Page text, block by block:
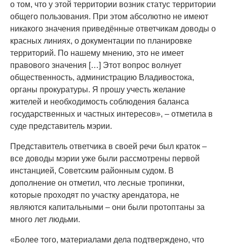
о том, что у этой территории возник статус территории
общего пользования. При этом абсолютно не имеют
никакого значения приведённые ответчикам доводы о
красных линиях, о документации по планировке
территорий. По нашему мнению, это не имеет
правового значения […] Этот вопрос волнует
общественность, администрацию Владивостока,
органы прокуратуры. Я прошу учесть желание
жителей и необходимость соблюдения баланса
государственных и частных интересов», – отметила в
суде представитель мэрии.
Представитель ответчика в своей речи был краток –
все доводы мэрии уже были рассмотрены первой
инстанцией, Советским районным судом. В
дополнение он отметил, что лесные тропинки,
которые проходят по участку арендатора, не
являются капитальными – они были протоптаны за
много лет людьми.
«Более того, материалами дела подтверждено, что